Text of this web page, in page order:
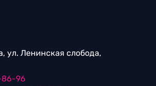
ул. Ленинская слобода,
86-96